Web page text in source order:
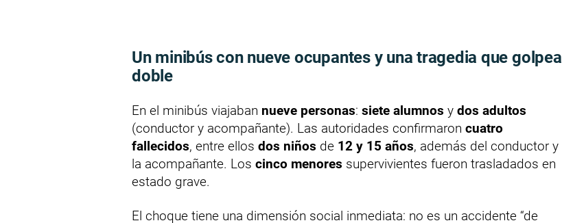
Un minibús con nueve ocupantes y una tragedia que golpea
doble
En el minibús viajaban nueve personas: siete alumnos y dos adultos
(conductor y acompañante). Las autoridades confirmaron cuatro
fallecidos, entre ellos dos niños de 12 y 15 años, además del conductor y
la acompañante. Los cinco menores supervivientes fueron trasladados en
estado grave.
El choque tiene una dimensión social inmediata: no es un accidente “de